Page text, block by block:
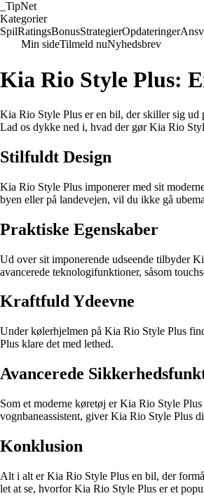
TipNet
Kategorier
SpilRatingsBonusStrategierOpdateringer
Min sideTilmeld nuNyhedsbrev
Kia Rio Style Plus:
Kia Rio Style Plus er en bil, der skiller sig ud
Lad os dykke ned i, hvad der gør Kia Rio
Stilfuldt Design
Kia Rio Style Plus imponerer med sit
byen eller på landevejen, vil du ikke gå
Praktiske Egenskaber
Ud over sit imponerende udseende tilbyder
avancerede teknologifunktioner, såsom
Kraftfuld Ydeevne
Under kølerhjelmen på Kia Rio Style Plus
Plus klare det med lethed.
Avancerede
Som et moderne køretøj er Kia Rio Style
vognbaneassistent, giver Kia Rio Style Plus
Konklusion
Alt i alt er Kia Rio Style Plus en bil, der
let at se, hvorfor Kia Rio Style Plus er et